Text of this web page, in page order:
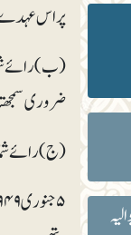
پر اس عہدے
(ب) رائے
ضروری
(ج) رائے